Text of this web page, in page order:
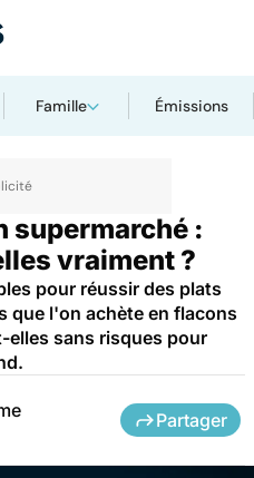
Famille Émissions
supermarché :
vraiment ?
pour réussir des plats
que l'on achète en flacons
elles sans risques pour
Partager